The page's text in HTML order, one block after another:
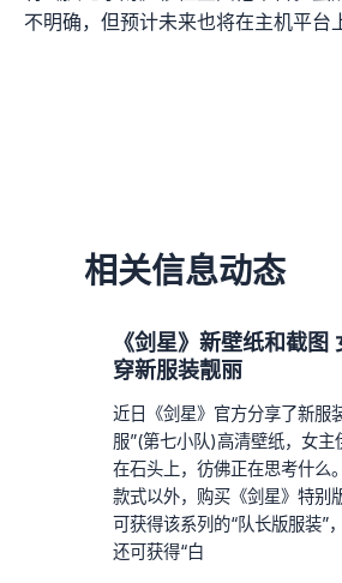
不明确，但预计未来也将在主机平台
相关信息动态
《剑星》新壁纸和截图
穿新服装靓丽
近日《剑星》官方分享了新服
服”(第七小队)高清壁纸，女主
在石头上，彷佛正在思考什么
款式以外，购买《剑星》特别
可获得该系列的“队长版服装”
还可获得“白